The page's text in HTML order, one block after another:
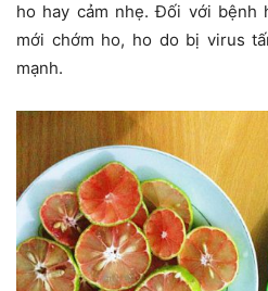
ho hay cảm nhẹ. Đối với bệnh
mới chớm ho, ho do bị virus
mạnh.